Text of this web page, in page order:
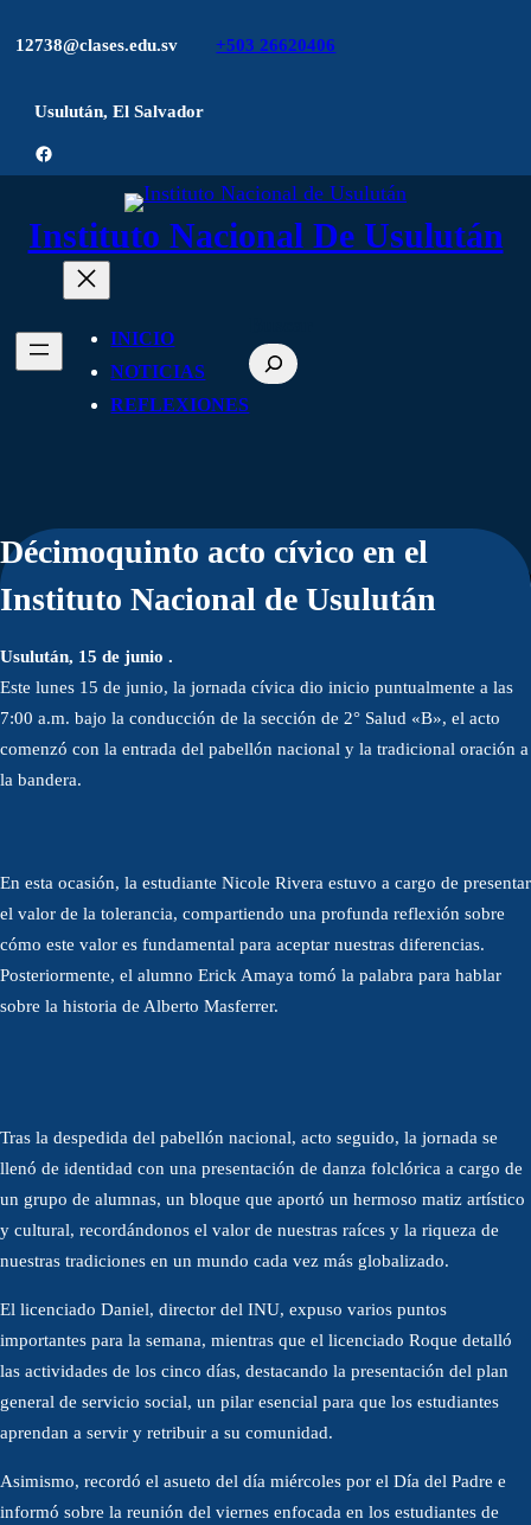
12738@clases.edu.sv +503 26620406
Usulután, El Salvador
Facebook
Instituto Nacional De Usulután
INICIO
NOTICIAS
REFLEXIONES
Décimoquinto acto cívico en el
Instituto Nacional de Usulután
Usulután, 15 de junio .
Este lunes 15 de junio, la jornada cívica dio inicio puntualmente a las
7:00 a.m. bajo la conducción de la sección de 2° Salud «B», el acto
comenzó con la entrada del pabellón nacional y la tradicional oración a
la bandera.
En esta ocasión, la estudiante Nicole Rivera estuvo a cargo de presentar
el valor de la tolerancia, compartiendo una profunda reflexión sobre
cómo este valor es fundamental para aceptar nuestras diferencias.
Posteriormente, el alumno Erick Amaya tomó la palabra para hablar
sobre la historia de Alberto Masferrer.
Tras la despedida del pabellón nacional, acto seguido, la jornada se
llenó de identidad con una presentación de danza folclórica a cargo de
un grupo de alumnas, un bloque que aportó un hermoso matiz artístico
y cultural, recordándonos el valor de nuestras raíces y la riqueza de
nuestras tradiciones en un mundo cada vez más globalizado.
El licenciado Daniel, director del INU, expuso varios puntos
importantes para la semana, mientras que el licenciado Roque detalló
las actividades de los cinco días, destacando la presentación del plan
general de servicio social, un pilar esencial para que los estudiantes
aprendan a servir y retribuir a su comunidad.
Asimismo, recordó el asueto del día miércoles por el Día del Padre e
informó sobre la reunión del viernes enfocada en los estudiantes de